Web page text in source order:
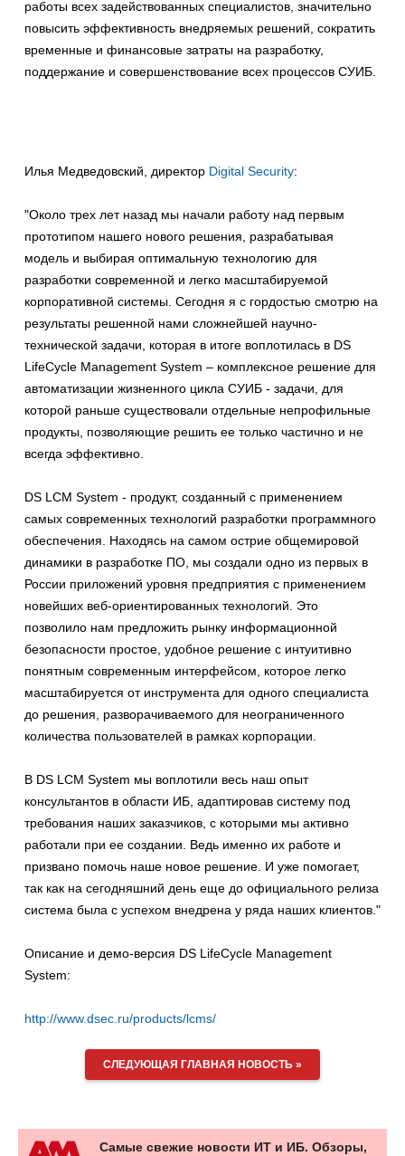
работы всех задействованных специалистов, значительно
повысить эффективность внедряемых решений, сократить
временные и финансовые затраты на разработку,
поддержание и совершенствование всех процессов СУИБ.
Илья Медведовский, директор Digital Security:
"Около трех лет назад мы начали работу над первым
прототипом нашего нового решения, разрабатывая
модель и выбирая оптимальную технологию для
разработки современной и легко масштабируемой
корпоративной системы. Сегодня я с гордостью смотрю на
результаты решенной нами сложнейшей научно-
технической задачи, которая в итоге воплотилась в DS
LifeCycle Management System – комплексное решение для
автоматизации жизненного цикла СУИБ - задачи, для
которой раньше существовали отдельные непрофильные
продукты, позволяющие решить ее только частично и не
всегда эффективно.
DS LCM System - продукт, созданный с применением
самых современных технологий разработки программного
обеспечения. Находясь на самом острие общемировой
динамики в разработке ПО, мы создали одно из первых в
России приложений уровня предприятия с применением
новейших веб-ориентированных технологий. Это
позволило нам предложить рынку информационной
безопасности простое, удобное решение с интуитивно
понятным современным интерфейсом, которое легко
масштабируется от инструмента для одного специалиста
до решения, разворачиваемого для неограниченного
количества пользователей в рамках корпорации.
В DS LCM System мы воплотили весь наш опыт
консультантов в области ИБ, адаптировав систему под
требования наших заказчиков, с которыми мы активно
работали при ее создании. Ведь именно их работе и
призвано помочь наше новое решение. И уже помогает,
так как на сегодняшний день еще до официального релиза
система была с успехом внедрена у ряда наших клиентов."
Описание и демо-версия DS LifeCycle Management
System:
http://www.dsec.ru/products/lcms/
СЛЕДУЮЩАЯ ГЛАВНАЯ НОВОСТЬ »
Самые свежие новости ИТ и ИБ. Обзоры,